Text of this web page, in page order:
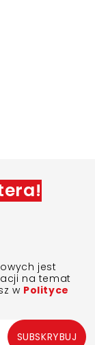
jest
na temat
w Polityce
SUBSKRYBUJ